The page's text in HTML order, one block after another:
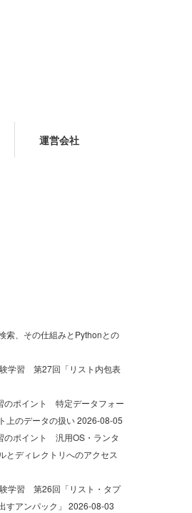
運営会社
索、その仕組みとPythonとの
学習 第27回「リスト内包表
のポイント 特定データフォー
上のデータの扱い2026-08-05
のポイント 汎用OS・ランタ
とディレクトリへのアクセス
学習 第26回「リスト・タプ
すアンパック」 2026-08-03